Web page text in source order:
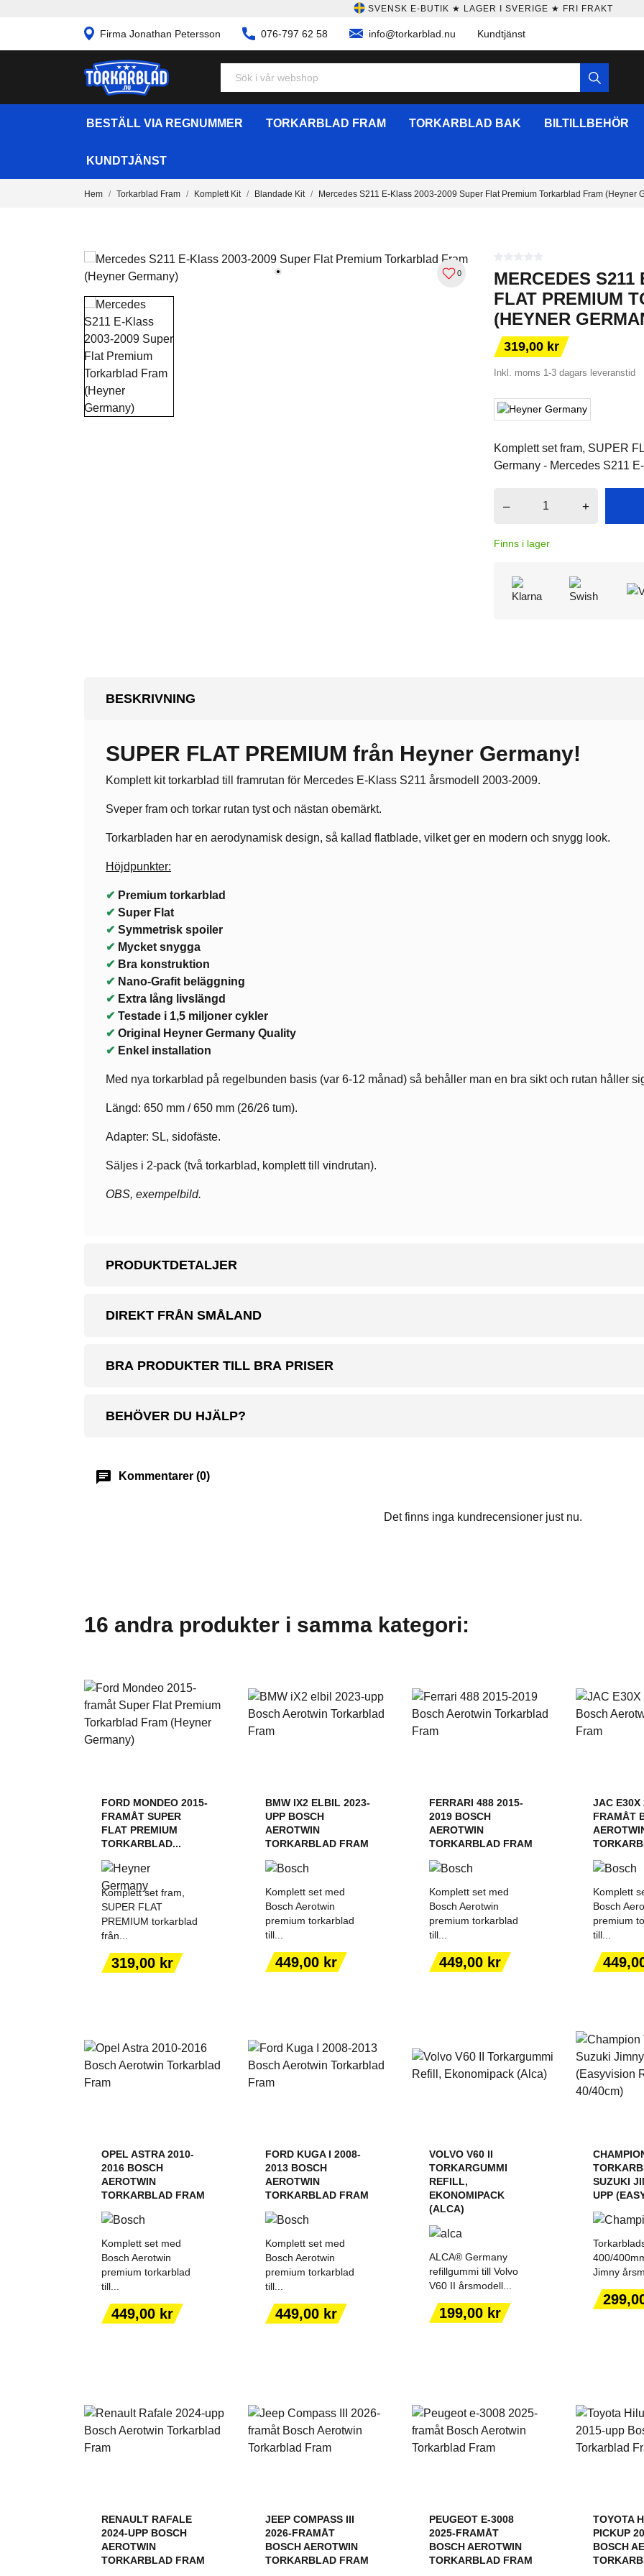
SVENSK E-BUTIK ★ LAGER I SVERIGE ★ FRI FRAKT
Firma Jonathan Petersson 076-797 62 58 info@torkarblad.nu Kundtjänst
BESTÄLL VIA REGNUMMER TORKARBLAD FRAM TORKARBLAD BAK BILTILLBEHÖR
KUNDTJÄNST
Hem Torkarblad Fram Komplett Kit Blandade Kit Mercedes S211 E-Klass 2003-2009 Super Flat Premium Torkarblad Fram (Heyner
0
MERCEDES S211
FLAT PREMIUM
(HEYNER
319,00 kr
Inkl. moms 1-3 dagars leveranstid
Komplett set fram, SUPER
Germany - Mercedes S211
– +
Finns i lager
BESKRIVNING
SUPER FLAT PREMIUM från Heyner Germany!
Komplett kit torkarblad till framrutan för Mercedes E-Klass S211 årsmodell 2003-2009.
Sveper fram och torkar rutan tyst och nästan obemärkt.
Torkarbladen har en aerodynamisk design, så kallad flatblade, vilket ger en modern och snygg look.
Höjdpunkter:
✔ Premium torkarblad
✔ Super Flat
✔ Symmetrisk spoiler
✔ Mycket snygga
✔ Bra konstruktion
✔ Nano-Grafit beläggning
✔ Extra lång livslängd
✔ Testade i 1,5 miljoner cykler
✔ Original Heyner Germany Quality
✔ Enkel installation
Med nya torkarblad på regelbunden basis (var 6-12 månad) så behåller man en bra sikt och rutan håller
Längd: 650 mm / 650 mm (26/26 tum).
Adapter: SL, sidofäste.
Säljes i 2-pack (två torkarblad, komplett till vindrutan).
OBS, exempelbild.
PRODUKTDETALJER
DIREKT FRÅN SMÅLAND
BRA PRODUKTER TILL BRA PRISER
BEHÖVER DU HJÄLP?
chat Kommentarer (0)
Det finns inga kundrecensioner just nu.
16 andra produkter i samma kategori:
FORD MONDEO 2015-
FRAMÅT SUPER
FLAT PREMIUM
TORKARBLAD...
Komplett set fram,
SUPER FLAT
PREMIUM torkarblad
från...
Pris
319,00 kr
LÄGG TILL I
VARUKORGEN
BMW IX2 ELBIL 2023-
UPP BOSCH
AEROTWIN
TORKARBLAD FRAM
Komplett set med
Bosch Aerotwin
premium torkarblad
till...
Pris
449,00 kr
VARUKORGEN
FERRARI 488 2015-
2019 BOSCH
AEROTWIN
TORKARBLAD FRAM
Komplett set med
Bosch Aerotwin
premium torkarblad
till...
Pris
449,00 kr
VARUKORGEN
JAC E30X
FRAMÅT
Komplett
Bosch
premium
till...
Pris
OPEL ASTRA 2010-
2016 BOSCH
AEROTWIN
TORKARBLAD FRAM
Komplett set med
Bosch Aerotwin
premium torkarblad
till...
Pris
449,00 kr
LÄGG TILL I
VARUKORGEN
FORD KUGA I 2008-
2013 BOSCH
AEROTWIN
TORKARBLAD FRAM
Komplett set med
Bosch Aerotwin
premium torkarblad
till...
Pris
449,00 kr
LÄGG TILL I
VARUKORGEN
VOLVO V60 II
TORKARGUMMI
REFILL,
EKONOMIPACK
(ALCA)
ALCA® Germany
refillgummi till Volvo
V60 II årsmodell...
Pris
199,00 kr
LÄGG TILL I
VARUKORGEN
SUZUKI
UPP
400/
Jimny
Pris
RENAULT RAFALE
2024-UPP BOSCH
AEROTWIN
TORKARBLAD FRAM
JEEP COMPASS III
2026-FRAMÅT
BOSCH AEROTWIN
TORKARBLAD FRAM
PEUGEOT E-3008
2025-FRAMÅT
BOSCH AEROTWIN
TORKARBLAD FRAM
TOYOTA
PICKUP
BOSCH